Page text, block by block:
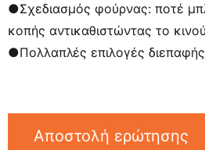
●Σχεδιασμός φούρνας: ποτέ
κοπής αντικαθιστώντας το
●Πολλαπλές επιλογές
Αποστολή ερώτησης